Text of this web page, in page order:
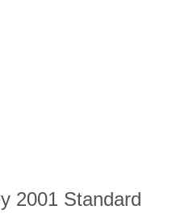
2001 Standard